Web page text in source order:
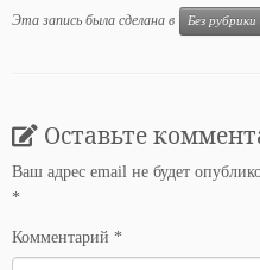
Эта запись была сделана в Без рубрики
Оставьте
Ваш адрес email не будет
*
Комментарий *